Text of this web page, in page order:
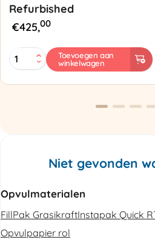
Refurbished
€425,00
MINI
PAK'R
Refurbished
Toevoegen aan
winkelwagen
Niet gevonden
Opvulmaterialen
FillPak GrasikraftInstapak Quick
Opvulpapier rol